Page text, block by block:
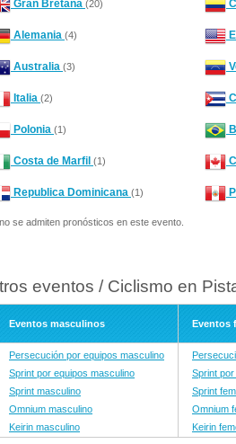
Gran Bretaña (20)
Alemania (4)
Australia (3)
Italia (2)
Polonia (1)
Costa de Marfil (1)
Republica Dominicana (1)
se admiten pronósticos en este evento.
eventos / Ciclismo en
Eventos masculinos Eventos
Persecución por equipos masculino
Sprint por equipos masculino
Sprint masculino
Omnium masculino
Keirin masculino
Sprint
Sprint
Omnium
Keirin